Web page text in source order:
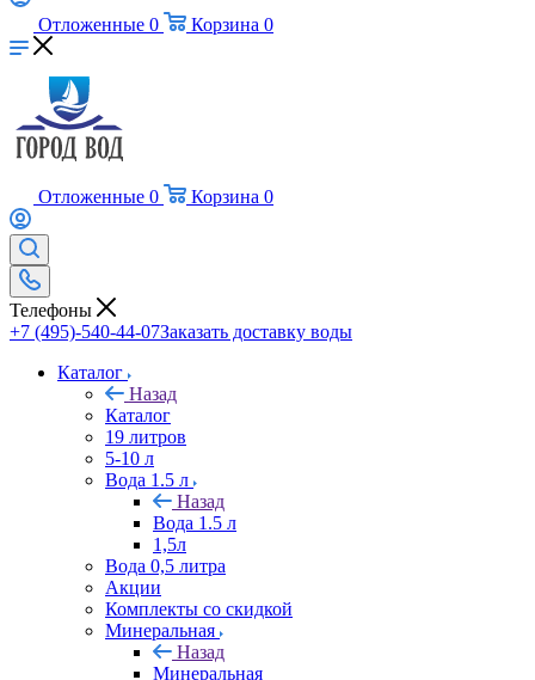
Отложенные 0 Корзина 0
Отложенные 0 Корзина 0
Телефоны
+7 (495)-540-44-07Заказать доставку воды
Каталог
Назад
Каталог
19 литров
5-10 л
Вода 1.5 л
Назад
Вода 1.5 л
1,5л
Вода 0,5 литра
Акции
Комплекты со скидкой
Минеральная
Назад
Минеральная